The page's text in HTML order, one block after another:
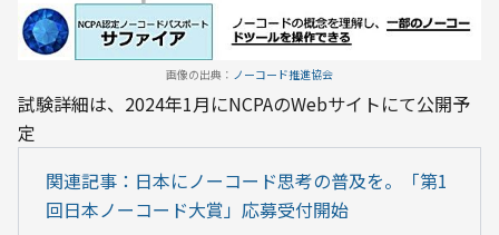
画像の出典： ノーコード推進協会
試験詳細は、2024年1月にNCPAのWebサイトにて公開予
定
関連記事：日本にノーコード思考の普及を。「第1
回日本ノーコード大賞」応募受付開始